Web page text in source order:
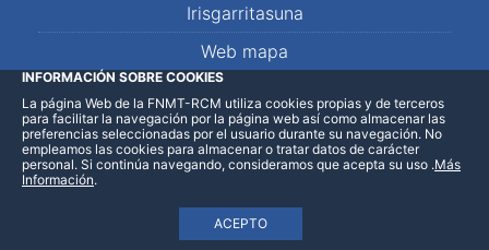
Irisgarritasuna
Web mapa
LinkedInFacebookWhatsApp
INFORMACIÓN SOBRE COOKIES
La página Web de la FNMT-RCM utiliza cookies propias y de terceros
para facilitar la navegación por la página web así como almacenar las
preferencias seleccionadas por el usuario durante su navegación. No
empleamos las cookies para almacenar o tratar datos de carácter
personal. Si continúa navegando, consideramos que acepta su uso
ACEPTO
.Más
Información.